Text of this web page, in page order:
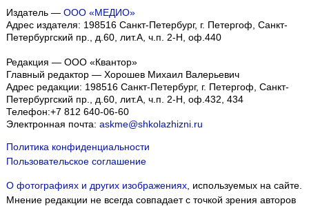
Издатель — ООО «МЕДИО»
Адрес издателя: 198516 Санкт-Петербург, г. Петергоф, Санкт-
Петербургский пр., д.60, лит.А, ч.п. 2-Н, оф.440
Редакция — ООО «Квантор»
Главный редактор — Хорошев Михаил Валерьевич
Адрес редакции: 198516 Санкт-Петербург, г. Петергоф Санкт-
Петербургский пр., д.60, лит.А, ч.п. 2-Н, оф.432, 434
Телефон:+7 812 640-06-60
Электронная почта: askme@shkolazhizni.ru
Политика конфиденциальности
Пользовательское соглашение
О фотографиях и других изображениях, используемых на сайте.
Мнение редакции не всегда совпадает с точкой зрения авторов